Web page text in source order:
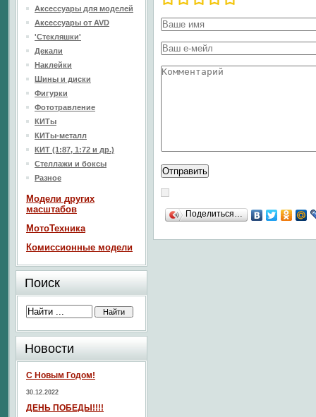
Поделиться…
Аксессуары для моделей
Аксессуары от AVD
'Стекляшки'
Декали
Наклейки
Шины и диски
Фигурки
Фототравление
КИТы
КИТы-металл
КИТ (1:87, 1:72 и др.)
Стеллажи и боксы
Разное
Модели других
масштабов
МотоТехника
Комиссионные модели
Поиск
Новости
С Новым Годом!
30.12.2022
ДЕНЬ ПОБЕДЫ!!!!